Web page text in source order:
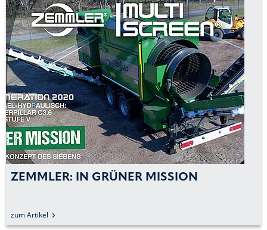
ZEMMLER: IN GRÜNER MISSION
zum Artikel